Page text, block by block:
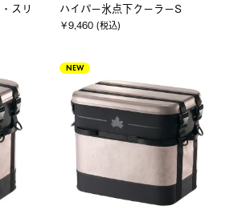
スリ
ハイパー氷点下クーラーS
￥9,460 (税込)
NEW